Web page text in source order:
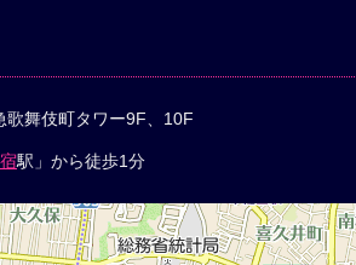
舞伎町タワー9F、10F
駅」から徒歩1分